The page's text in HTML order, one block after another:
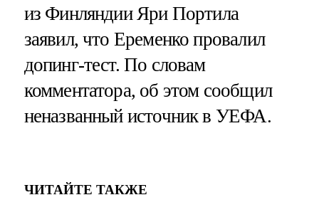
из Финляндии Яри Портила
заявил, что Еременко провалил
допинг-тест. По словам
комментатора, об этом сообщил
неназванный источник в УЕФА.
ЧИТАЙТЕ ТАКЖЕ